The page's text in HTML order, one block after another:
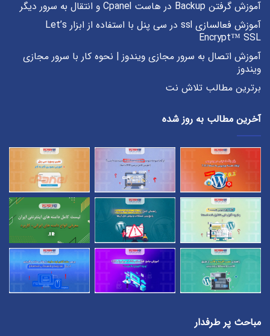
آموزش گرفتن Backup در هاست Cpanel و انتقال به سرور دیگر
آموزش فعالسازی ssl در سی پنل با استفاده از ابزار Let’s
Encrypt™ SSL
آموزش اتصال به سرور مجازی ویندوز | نحوه کار با سرور مجازی
ویندوز
برترین مطالب تلاش نت
آخرین مطالب به روز شده
مباحث پر طرفدار